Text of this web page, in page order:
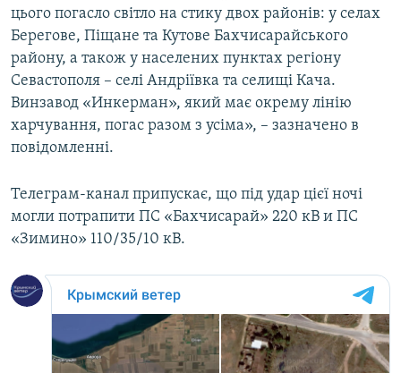
цього погасло світло на стику двох районів: у селах
Берегове, Піщане та Кутове Бахчисарайського
району, а також у населених пунктах регіону
Севастополя – селі Андріївка та селищі Кача.
Винзавод «Инкерман», який має окрему лінію
харчування, погас разом з усіма», – зазначено в
повідомленні.
Телеграм-канал припускає, що під удар цієї ночі
могли потрапити ПС «Бахчисарай» 220 кВ и ПС
«Зимино» 110/35/10 кВ.